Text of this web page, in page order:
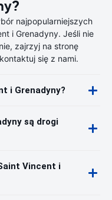
najpopularniejszych
i Grenadyny. Jeśli nie
zajrzyj na stronę
się z nami.
i Grenadyny?
są drogi
Vincent i